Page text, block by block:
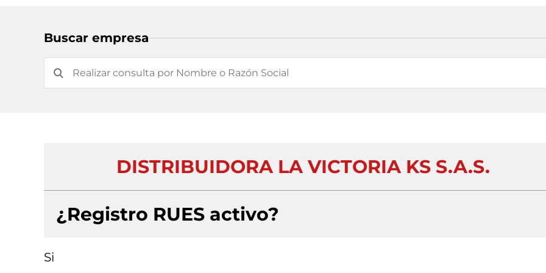
Buscar empresa
DISTRIBUIDORA LA VICTORIA KS S.A.S.
¿Registro RUES activo?
Si